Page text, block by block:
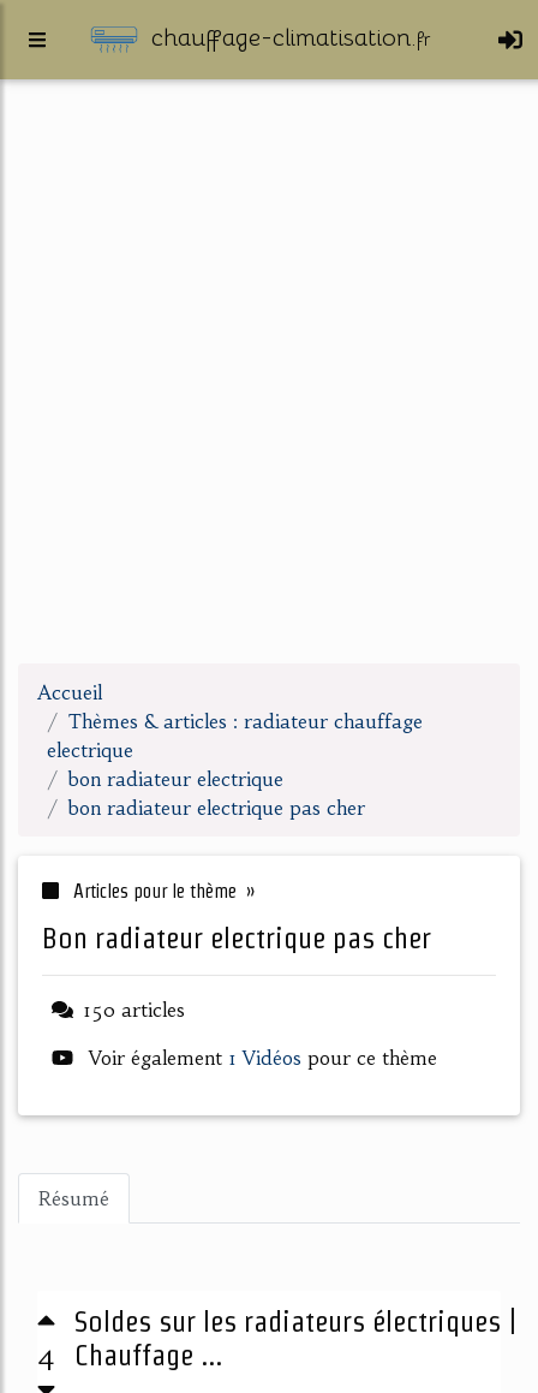
chauffage-climatisation.fr
Accueil
Thèmes & articles : radiateur chauffage
electrique
bon radiateur electrique
bon radiateur electrique pas cher
Articles pour le thème »
bon radiateur electrique pas cher
150 articles
Voir également 1 Vidéos pour ce thème
Résumé
4
Soldes sur les radiateurs électriques |
Chauffage ...